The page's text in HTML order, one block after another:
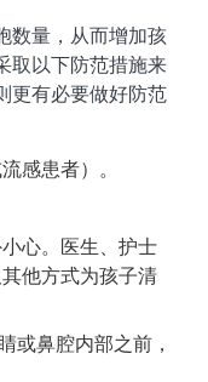
数量，从而增加孩
取以下防范措施来
更有必要做好防范
感患者）。
心。医生、护士
他方式为孩子清
或鼻腔内部之前，